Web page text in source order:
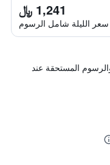
1,241 ﷼
سعر الليلة شامل الرسوم
المستحقة عند